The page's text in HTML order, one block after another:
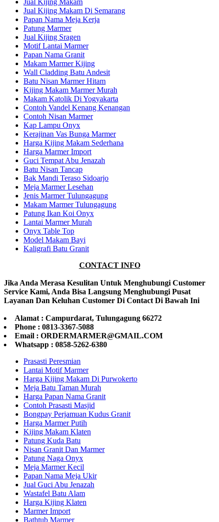
Jual Kijing Makam Di Semarang
Papan Nama Meja Kerja
Patung Marmer
Jual Kijing Sragen
Motif Lantai Marmer
Papan Nama Granit
Makam Marmer Kijing
Wall Cladding Batu Andesit
Batu Nisan Marmer Hitam
Kijing Makam Marmer Murah
Makam Katolik Di Yogyakarta
Contoh Vandel Kenang Kenangan
Contoh Nisan Marmer
Kap Lampu Onyx
Kerajinan Vas Bunga Marmer
Harga Kijing Makam Sederhana
Harga Marmer Import
Guci Tempat Abu Jenazah
Batu Nisan Tancap
Bak Mandi Teraso Sidoarjo
Meja Marmer Lesehan
Jenis Marmer Tulungagung
Makam Marmer Tulungagung
Patung Ikan Koi Onyx
Lantai Marmer Murah
Onyx Table Top
Model Makam Bayi
Kaligrafi Batu Granit
CONTACT INFO
Jika Anda Merasa Kesulitan Untuk Menghubungi Customer
Service Kami, Anda Bisa Langsung Menghubungi Pusat
Layanan Dan Keluhan Customer Di Contact Di Bawah Ini
Alamat : Campurdarat, Tulungagung 66272
Phone : 0813-3367-5088
Email : ORDERMARMER@GMAIL.COM
Whatsapp : 0858-5262-6380
Prasasti Peresmian
Lantai Motif Marmer
Harga Kijing Makam Di Purwokerto
Meja Batu Taman Murah
Harga Papan Nama Granit
Contoh Prasasti Masjid
Bongpay Perjamuan Kudus Granit
Harga Marmer Putih
Kijing Makam Klaten
Patung Kuda Batu
Nisan Granit Dan Marmer
Patung Naga Onyx
Meja Marmer Kecil
Papan Nama Meja Ukir
Jual Guci Abu Jenazah
Wastafel Batu Alam
Harga Kijing Klaten
Marmer Import
Bathtub Marmer